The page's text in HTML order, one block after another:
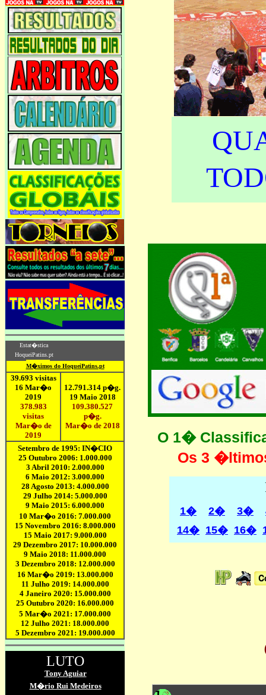
O 1�
Os 3
1� 2� 3�
14� 15� 16�